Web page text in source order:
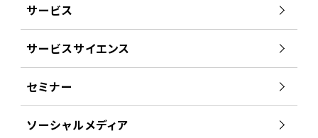
サービス
サービスサイエンス
セミナー
ソーシャルメディア